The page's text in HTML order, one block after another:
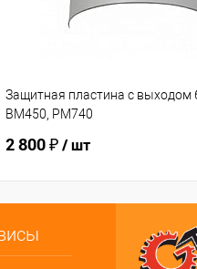
Защитная пластина с выходом
BM450, PM740
2 800 ₽/ шт